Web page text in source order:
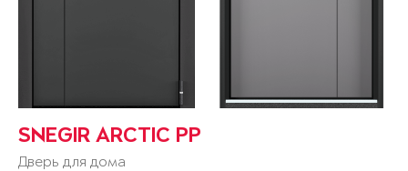
SNEGIR ARCTIC PP
Дверь для дома